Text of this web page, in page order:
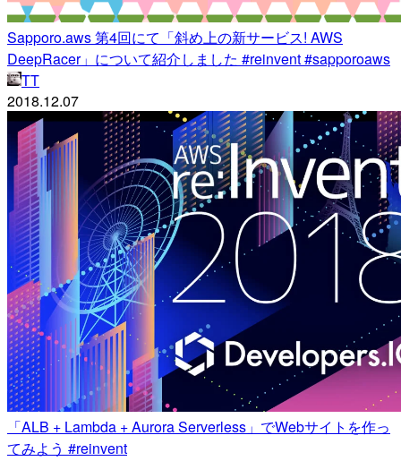
Sapporo.aws 第4回にて「斜め上の新サービス! AWS
DeepRacer」について紹介しました #reinvent #sapporoaws
TT
2018.12.07
「ALB + Lambda + Aurora Serverless」でWebサイトを作っ
てみよう #reinvent